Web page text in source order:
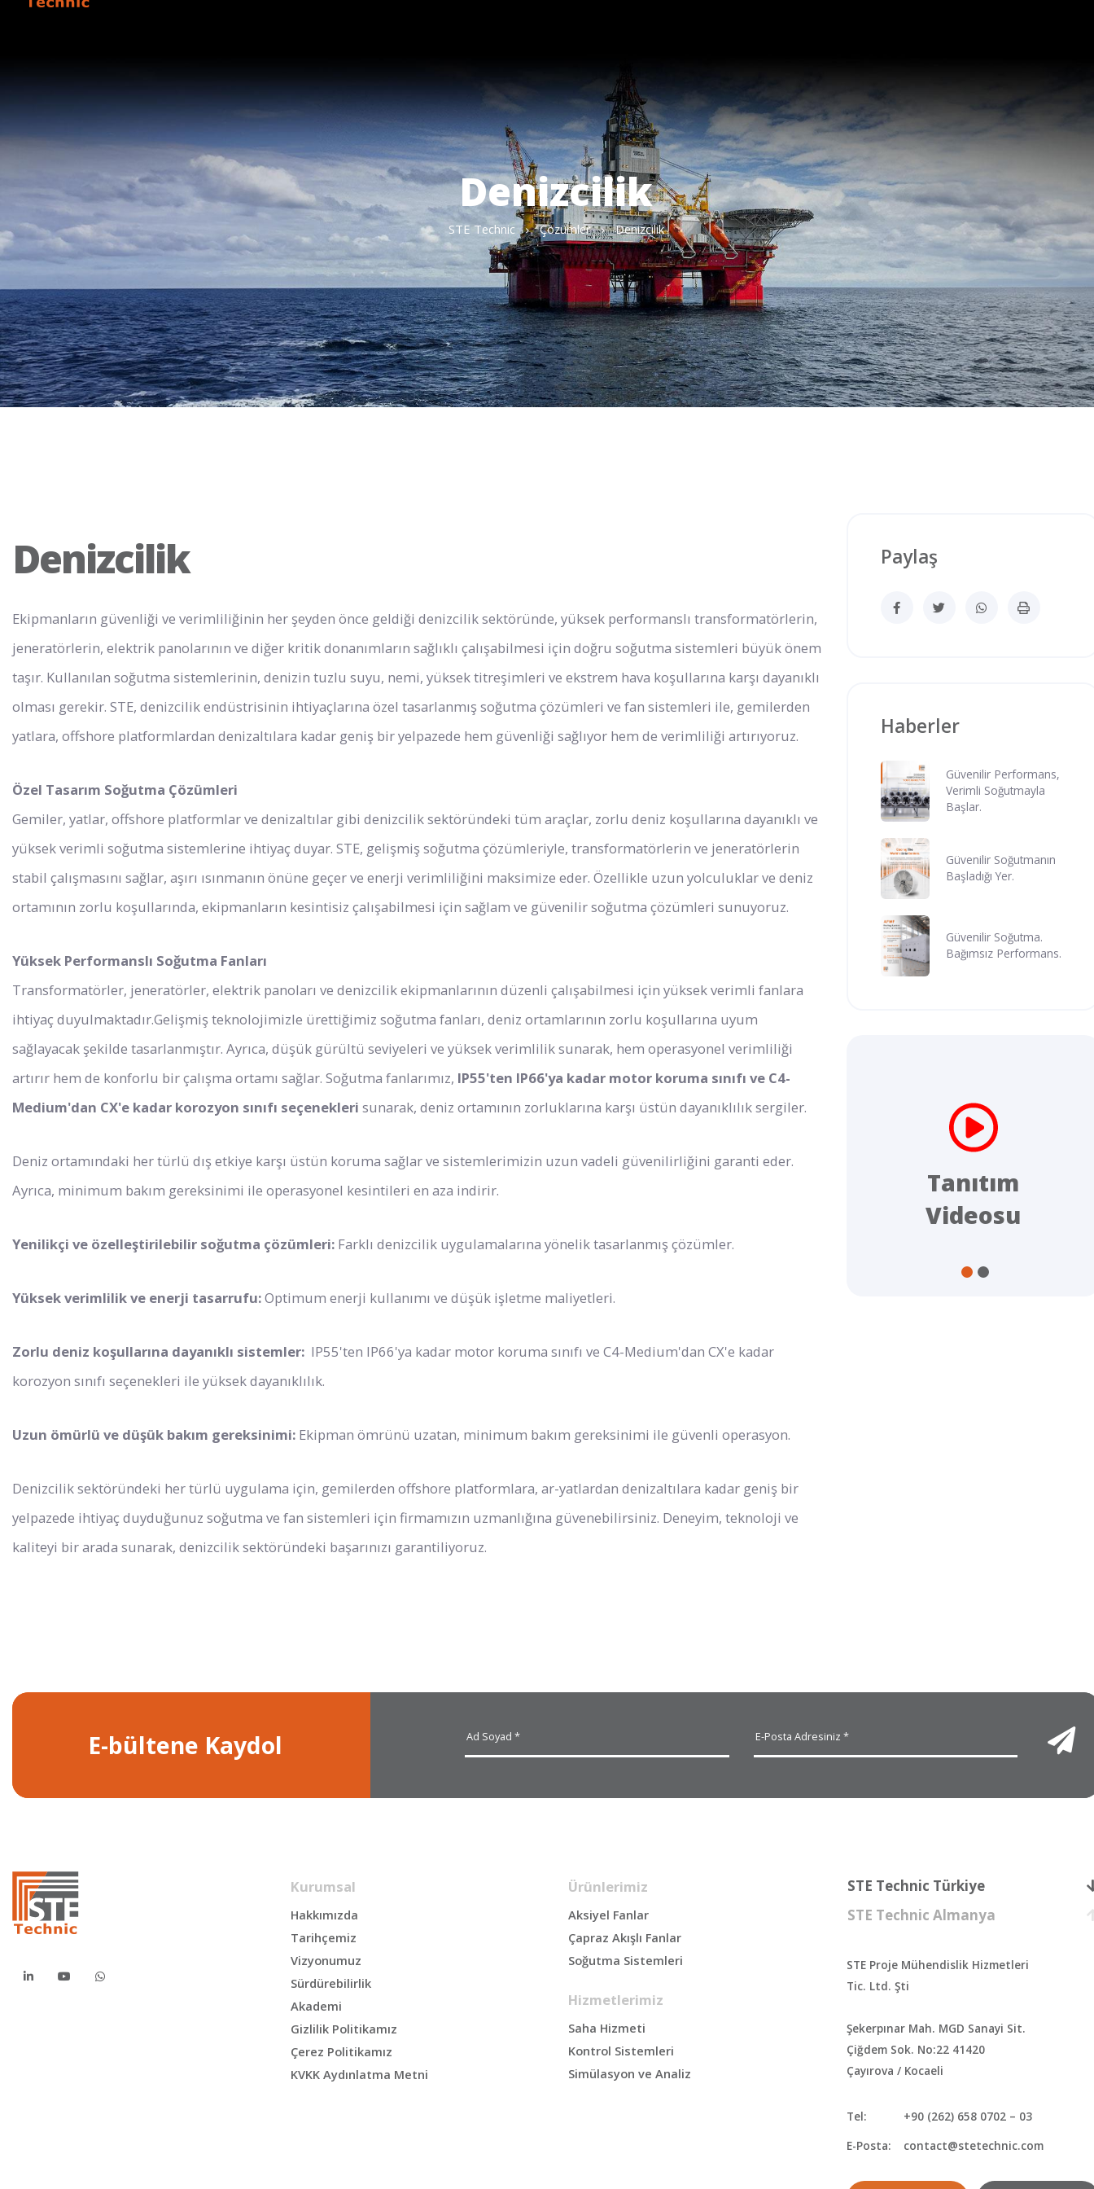
Denizcilik
STE Technic Çözümler Denizcilik
Denizcilik
Ekipmanların güvenliği ve verimliliğinin her şeyden önce geldiği denizcilik sektöründe, yüksek performanslı transformatörlerin,
jeneratörlerin, elektrik panolarının ve diğer kritik donanımların sağlıklı çalışabilmesi için doğru soğutma sistemleri büyük önem
taşır. Kullanılan soğutma sistemlerinin, denizin tuzlu suyu, nemi, yüksek titreşimleri ve ekstrem hava koşullarına karşı dayanıklı
olması gerekir. STE, denizcilik endüstrisinin ihtiyaçlarına özel tasarlanmış soğutma çözümleri ve fan sistemleri ile, gemilerden
yatlara, offshore platformlardan denizaltılara kadar geniş bir yelpazede hem güvenliği sağlıyor hem de verimliliği artırıyoruz.
Özel Tasarım Soğutma Çözümleri
Gemiler, yatlar, offshore platformlar ve denizaltılar gibi denizcilik sektöründeki tüm araçlar, zorlu deniz koşullarına dayanıklı ve
yüksek verimli soğutma sistemlerine ihtiyaç duyar. STE, gelişmiş soğutma çözümleriyle, transformatörlerin ve jeneratörlerin
stabil çalışmasını sağlar, aşırı ısınmanın önüne geçer ve enerji verimliliğini maksimize eder. Özellikle uzun yolculuklar ve deniz
ortamının zorlu koşullarında, ekipmanların kesintisiz çalışabilmesi için sağlam ve güvenilir soğutma çözümleri sunuyoruz.
Yüksek Performanslı Soğutma Fanları
Transformatörler, jeneratörler, elektrik panoları ve denizcilik ekipmanlarının düzenli çalışabilmesi için yüksek verimli fanlara
ihtiyaç duyulmaktadır.Gelişmiş teknolojimizle ürettiğimiz soğutma fanları, deniz ortamlarının zorlu koşullarına uyum
sağlayacak şekilde tasarlanmıştır. Ayrıca, düşük gürültü seviyeleri ve yüksek verimlilik sunarak, hem operasyonel verimliliği
artırır hem de konforlu bir çalışma ortamı sağlar. Soğutma fanlarımız, IP55'ten IP66'ya kadar motor koruma sınıfı ve C4-
Medium'dan CX'e kadar korozyon sınıfı seçenekleri sunarak, deniz ortamının zorluklarına karşı üstün dayanıklılık sergiler.
Deniz ortamındaki her türlü dış etkiye karşı üstün koruma sağlar ve sistemlerimizin uzun vadeli güvenilirliğini garanti eder.
Ayrıca, minimum bakım gereksinimi ile operasyonel kesintileri en aza indirir.
Yenilikçi ve özelleştirilebilir soğutma çözümleri: Farklı denizcilik uygulamalarına yönelik tasarlanmış çözümler.
Yüksek verimlilik ve enerji tasarrufu:Optimum enerji kullanımı ve düşük işletme maliyetleri.
Zorlu deniz koşullarına dayanıklı sistemler: IP55'ten IP66'ya kadar motor koruma sınıfı ve C4-Medium'dan CX'e kadar
korozyon sınıfı seçenekleri ile yüksek dayanıklılık.
Uzun ömürlü ve düşük bakım gereksinimi: Ekipman ömrünü uzatan, minimum bakım gereksinimi ile güvenli operasyon.
Denizcilik sektöründeki her türlü uygulama için, gemilerden offshore platformlara, ar-yatlardan denizaltılara kadar geniş bir
yelpazede ihtiyaç duyduğunuz soğutma ve fan sistemleri için firmamızın uzmanlığına güvenebilirsiniz. Deneyim, teknoloji ve
kaliteyi bir arada sunarak, denizcilik sektöründeki başarınızı garantiliyoruz.
Paylaş
Haberler
Güvenilir Performans,
Verimli Soğutmayla
Başlar.
Güvenilir Soğutmanın
Başladığı Yer.
Güvenilir Soğutma.
Bağımsız Performans.
Tanıtım
Tanıtım
Videosu
E-bültene Kaydol
Kurumsal
Hakkımızda
Tarihçemiz
Vizyonumuz
Sürdürebilirlik
Akademi
Gizlilik Politikamız
Çerez Politikamız
KVKK Aydınlatma Metni
Ürünlerimiz
Aksiyel Fanlar
Çapraz Akışlı Fanlar
Soğutma Sistemleri
Hizmetlerimiz
Saha Hizmeti
Kontrol Sistemleri
Simülasyon ve Analiz
STE Technic Türkiye
STE Technic Almanya
STE Proje Mühendislik Hizmetleri
Tic. Ltd. Şti
Şekerpınar Mah. MGD Sanayi Sit.
Çiğdem Sok. No:22 41420
Çayırova / Kocaeli
Tel:
+90 (262) 658 0702 – 03
E-Posta:
contact@stetechnic.com